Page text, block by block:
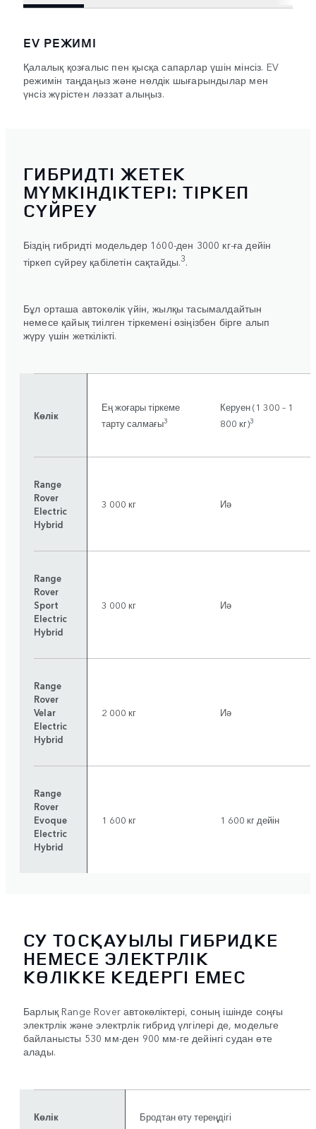
EV РЕЖИМІ
Қалалық қозғалыс пен қысқа сапарлар үшін мінсіз. EV
режимін таңдаңыз және нөлдік шығарындылар мен
үнсіз жүрістен ләззат алыңыз.
ГИБРИДТІ ЖЕТЕК
МҮМКІНДІКТЕРІ: ТІРКЕП
СҮЙРЕУ
Біздің гибридті модельдер 1600-ден 3000 кг-ға дейін
тіркеп сүйреу қабілетін сақтайды.3.
Бұл орташа автокөлік үйін, жылқы тасымалдайтын
немесе қайық тиілген тіркемені өзіңізбен бірге алып
жүру үшін жеткілікті.
Көлік
Ең жоғары тіркеме
тарту салмағы3
Керуен (1 300 – 1
800 кг)3
Range
Rover
Electric
Hybrid
3 000 кг Иә
Range
Rover
Sport
Electric
Hybrid
3 000 кг Иә
Range
Rover
Velar
Electric
Hybrid
2 000 кг Иә
Range
Rover
Evoque
Electric
Hybrid
1 600 кг 1 600 кг дейін
СУ ТОСҚАУЫЛЫ ГИБРИДКЕ
НЕМЕСЕ ЭЛЕКТРЛІК
КӨЛІККЕ КЕДЕРГІ ЕМЕС
Барлық Range Rover автокөліктері, соның ішінде соңғы
электрлік және электрлік гибрид үлгілері де, модельге
байланысты 530 мм-ден 900 мм-ге дейінгі судан өте
алады.
Көлік Бродтан өту тереңдігі